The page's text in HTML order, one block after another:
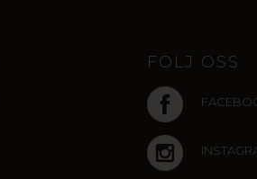
FÖLJ OSS